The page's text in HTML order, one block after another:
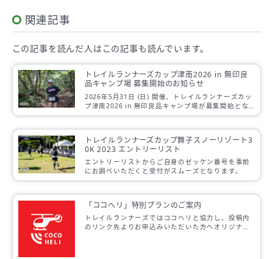
関連記事
この記事を読んだ人は この記事も読んでいます。
トレイルランナーズカップ津南2026 in 無印良
品キャンプ場 募集開始のお知らせ
2026年5月31日 (日) 開催、トレイルランナーズカッ
プ津南2026 in 無印良品キャンプ場が募集開始とな
りました。
トレイルランナーズカップ舞子スノーリゾート3
0K 2023 エントリーリスト
エントリーリストからご自身のゼッケン番号を事前
にお調べいただくと受付がスムーズとなります。
「ココヘリ」特別プランのご案内
トレイルランナーズではココヘリと協力し、投稿内
のリンク先よりお申込みいただいた方へオリジナル